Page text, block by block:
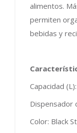
alimentos.
permiten
bebidas y
Capacidad
Dispensador
Color: Black